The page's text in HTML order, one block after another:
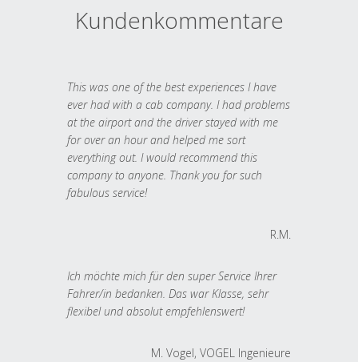
Kundenkommentare
This was one of the best experiences I have
ever had with a cab company. I had problems
at the airport and the driver stayed with me
for over an hour and helped me sort
everything out. I would recommend this
company to anyone. Thank you for such
fabulous service!
R.M.
Ich möchte mich für den super Service Ihrer
Fahrer/in bedanken. Das war Klasse, sehr
flexibel und absolut empfehlenswert!
M. Vogel, VOGEL Ingenieure